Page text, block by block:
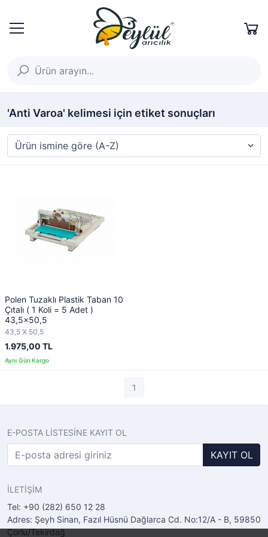
'Anti Varoa' kelimesi için etiket sonuçları
Polen Tuzaklı Plastik Taban 10
Çıtalı ( 1 Koli = 5 Adet )
43,5x50,5
43,5 X 50,5
1.975,00 TL
1
E-POSTA LİSTESİNE KAYIT OL
KAYIT OL
İLETİŞİM
Tel: +90 (282) 650 12 28
Adres: Şeyh Sinan, Fazıl Hüsnü Dağlarca Cd. No:12/A - B, 59850
Çorlu/Tekirdağ